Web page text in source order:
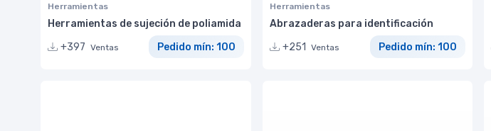
Herramientas
Herramientas de sujeción de poliamida
+397 Ventas Pedido mín: 100
Herramientas
Abrazaderas para identificación
+251
Ventas Pedido mín: 100